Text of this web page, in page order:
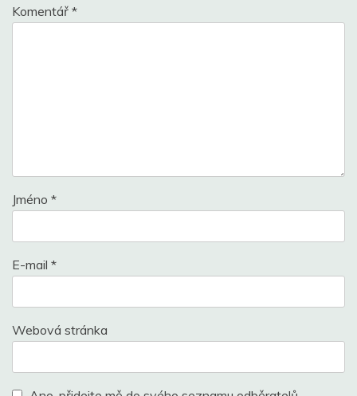
Komentář *
Jméno *
E-mail *
Webová stránka